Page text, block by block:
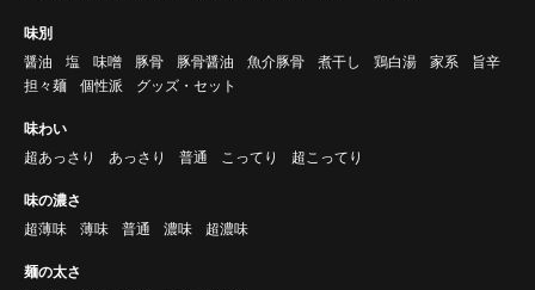
味別
醤油
塩 味噌 豚骨 豚骨醤油 魚介豚骨 煮干し 鶏白湯 家系
旨辛
担々麺
個性派 グッズ・セット
味わい
超あっさり
あっさり 普通 こってり 超こってり
味の濃さ
超薄味
薄味 普通 濃味 超濃味
麺の太さ